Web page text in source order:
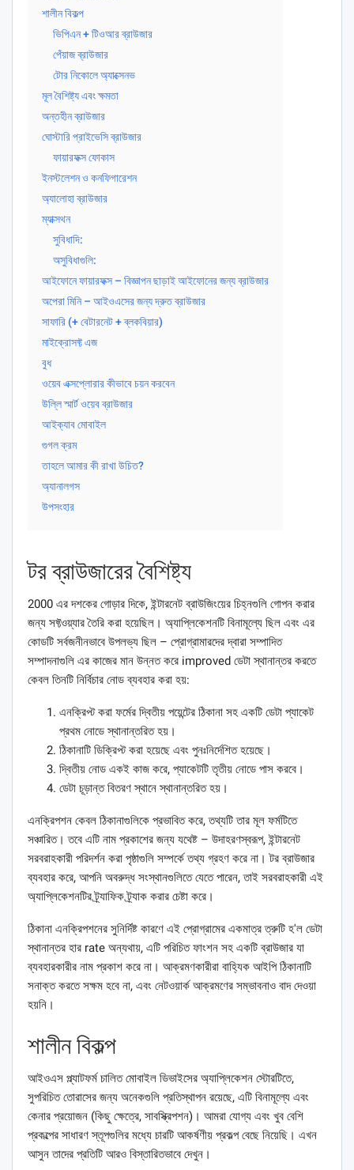
শালীন বিকল্প
ভিপিএন + টিওআর ব্রাউজার
পেঁয়াজ ব্রাউজার
টোর নিকোলে অ্যাক্সেনভ
মূল বৈশিষ্ট্য এবং ক্ষমতা
অন্তহীন ব্রাউজার
ঘোস্টারি প্রাইভেসি ব্রাউজার
ফায়ারফক্স ফোকাস
ইনস্টলেশন ও কনফিগারেশন
অ্যালোহা ব্রাউজার
ম্যাক্সথন
সুবিধাদি:
অসুবিধাগুলি:
আইফোনে ফায়ারফক্স – বিজ্ঞাপন ছাড়াই আইফোনের জন্য ব্রাউজার
অপেরা মিনি – আইওএসের জন্য দ্রুত ব্রাউজার
সাফারি (+ বেটারনেট + ব্লকবিয়ার)
মাইক্রোসফ্ট এজ
বুধ
ওয়েব এক্সপ্লোরার কীভাবে চয়ন করবেন
উল্লি স্মার্ট ওয়েব ব্রাউজার
আইক্যাব মোবাইল
গুগল ক্রম
তাহলে আমার কী রাখা উচিত?
অ্যানালগস
উপসংহার
টর ব্রাউজারের বৈশিষ্ট্য
2000 এর দশকের গোড়ার দিকে, ইন্টারনেট ব্রাউজিংয়ের চিহ্নগুলি গোপন করার
জন্য সফ্টওয়্যার তৈরি করা হয়েছিল। অ্যাপ্লিকেশনটি বিনামূল্যে ছিল এবং এর
কোডটি সর্বজনীনভাবে উপলভ্য ছিল – প্রোগ্রামারদের দ্বারা সম্পাদিত
সম্পাদনাগুলি এর কাজের মান উন্নত করে improved ডেটা স্থানান্তর করতে
কেবল তিনটি নির্বিচার নোড ব্যবহার করা হয়:
এনক্রিপ্ট করা ফর্মের দ্বিতীয় পয়েন্টের ঠিকানা সহ একটি ডেটা প্যাকেট
প্রথম নোডে স্থানান্তরিত হয়।
ঠিকানাটি ডিক্রিপ্ট করা হয়েছে এবং পুনঃনির্দেশিত হয়েছে।
দ্বিতীয় নোড একই কাজ করে, প্যাকেটটি তৃতীয় নোডে পাস করবে।
ডেটা চূড়ান্ত বিতরণ স্থানে স্থানান্তরিত হয়।
এনক্রিপশন কেবল ঠিকানাগুলিকে প্রভাবিত করে, তথ্যটি তার মূল ফর্মটিতে
সঞ্চারিত। তবে এটি নাম প্রকাশের জন্য যথেষ্ট – উদাহরণস্বরূপ, ইন্টারনেট
সরবরাহকারী পরিদর্শন করা পৃষ্ঠাগুলি সম্পর্কে তথ্য গ্রহণ করে না। টর ব্রাউজার
ব্যবহার করে, আপনি অবরুদ্ধ সংস্থানগুলিতে যেতে পারেন, তাই সরবরাহকারী এই
অ্যাপ্লিকেশনটির ট্র্যাফিক ট্র্যাক করার চেষ্টা করে।
ঠিকানা এনক্রিপশনের সুনির্দিষ্ট কারণে এই প্রোগ্রামের একমাত্র ত্রুটি হ'ল ডেটা
স্থানান্তর হার rate অন্যথায়, এটি পরিচিত ফাংশন সহ একটি ব্রাউজার যা
ব্যবহারকারীর নাম প্রকাশ করে না। আক্রমণকারীরা বাহ্যিক আইপি ঠিকানাটি
সনাক্ত করতে সক্ষম হবে না, এবং নেটওয়ার্ক আক্রমণের সম্ভাবনাও বাদ দেওয়া
হয়নি।
শালীন বিকল্প
আইওএস প্ল্যাটফর্ম চালিত মোবাইল ডিভাইসের অ্যাপ্লিকেশন স্টোরটিতে,
সুপরিচিত তোরাসের জন্য অনেকগুলি প্রতিস্থাপন রয়েছে, এটি বিনামূল্যে এবং
কেনার প্রয়োজন (কিছু ক্ষেত্রে, সাবস্ক্রিপশন)। আমরা যোগ্য এবং খুব বেশি
প্রকল্পের সাধারণ স্তূপগুলির মধ্যে চারটি আকর্ষণীয় প্রকল্প বেছে নিয়েছি। এখন
আসুন তাদের প্রতিটি আরও বিস্তারিতভাবে দেখুন।